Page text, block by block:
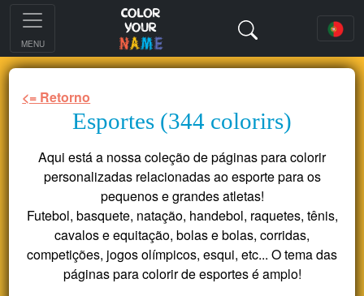
MENU
<= Retorno
Esportes (344 colorirs)
Aqui está a nossa coleção de páginas para colorir
personalizadas relacionadas ao esporte para os
pequenos e grandes atletas!
Futebol, basquete, natação, handebol, raquetes, tênis,
cavalos e equitação, bolas e bolas, corridas,
competições, jogos olímpicos, esqui, etc... O tema das
páginas para colorir de esportes é amplo!